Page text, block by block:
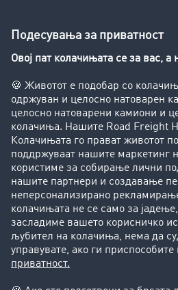
Увид во транспортната берза
Забрани за возење на камиони
Фирма
Преку клиенти до нови клиенти
Успешни приказни
Поддршка
Поддршка
Правни прашања